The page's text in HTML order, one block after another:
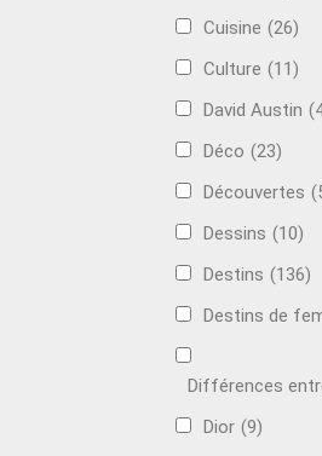
Cuisine (26)
Culture (11)
David Austin
Déco (23)
Découvertes
Dessins (10)
Destins (136)
Destins de
Différences
Dior (9)